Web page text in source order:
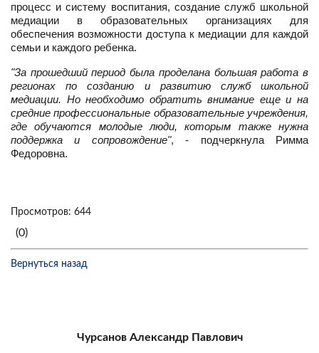
процесс и систему воспитания, создание служб школьной
медиации в образовательных организациях для
обеспечения возможности доступа к медиации для каждой
семьи и каждого ребенка.
"За прошедший период была проделана большая работа в
регионах по созданию и развитию служб школьной
медиации. Но необходимо обратить внимание еще и на
средние профессиональные образовательные учреждения,
где обучаются молодые люди, которым также нужна
поддержка и сопровождение", - подчеркнула Римма
Федоровна.
Просмотров: 644
(0)
Вернуться назад
Чурсанов Александр Павлович